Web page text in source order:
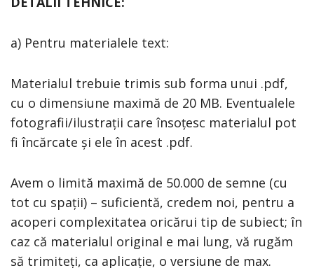
a) Pentru materialele text:
Materialul trebuie trimis sub forma unui .pdf,
cu o dimensiune maximă de 20 MB. Eventualele
fotografii/ilustrații care însoțesc materialul pot
fi încărcate și ele în acest .pdf.
Avem o limită maximă de 50.000 de semne (cu
tot cu spații) – suficientă, credem noi, pentru a
acoperi complexitatea oricărui tip de subiect; în
caz că materialul original e mai lung, vă rugăm
să trimiteți, ca aplicație, o versiune de max.